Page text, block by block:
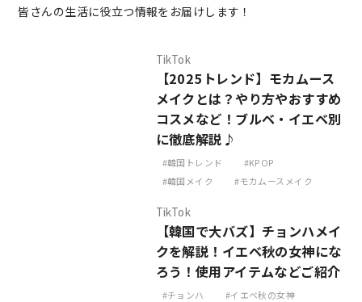
皆さんの生活に役立つ情報をお届けします！
TikTok
【2025トレンド】モカムース
メイクとは？やり方やおすすめ
コスメなど！ブルベ・イエベ別
に徹底解説♪
韓国トレンド
KPOP
韓国メイク
モカムースメイク
TikTok
【韓国で大バズ】チョンハメイ
クを解説！イエベ秋の女神にな
ろう！使用アイテムなどご紹介
チョンハ
イエベ秋の女神